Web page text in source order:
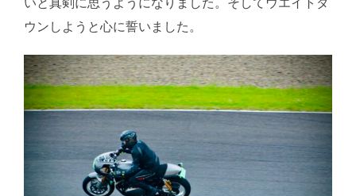
いと真剣に思うようになりました。そしてウエイトダ
ウンしようと心に誓いました。